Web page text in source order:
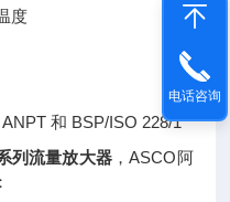
度
和 BSP/ISO 228/1
列流量放大器 ，ASCO阿
电话咨询